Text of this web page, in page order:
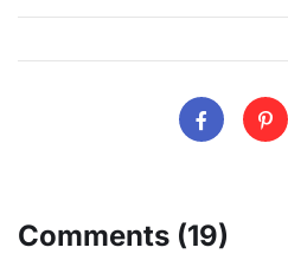
Comments (19)